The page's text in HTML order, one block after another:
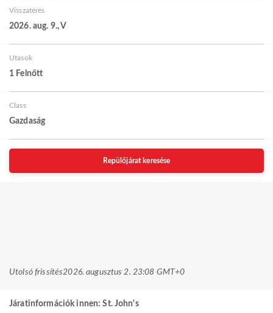
Visszatérés
2026. aug. 9., V
Utasok
1 Felnőtt
Class
Gazdaság
Repülőjárat keresése
Utolsó frissítés2026. augusztus 2. 23:08 GMT+0
Járatinformációk innen: St. John's